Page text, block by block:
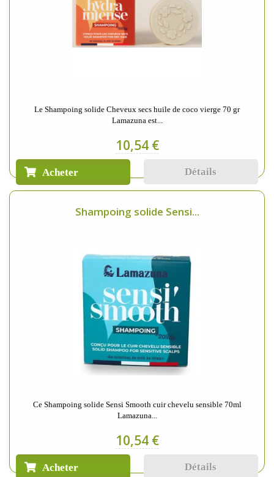
Le Shampoing solide Cheveux secs huile de coco vierge 70 gr
Lamazuna est...
10,54 €
Acheter Détails
Shampoing solide Sensi...
Ce Shampoing solide Sensi Smooth cuir chevelu sensible 70ml
Lamazuna...
10,54 €
Acheter Détails